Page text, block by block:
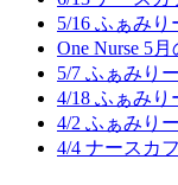
5/16 ふぁみ
One Nurse 5
5/7 ふぁみり
4/18 ふぁみ
4/2 ふぁみり
4/4 ナースカ